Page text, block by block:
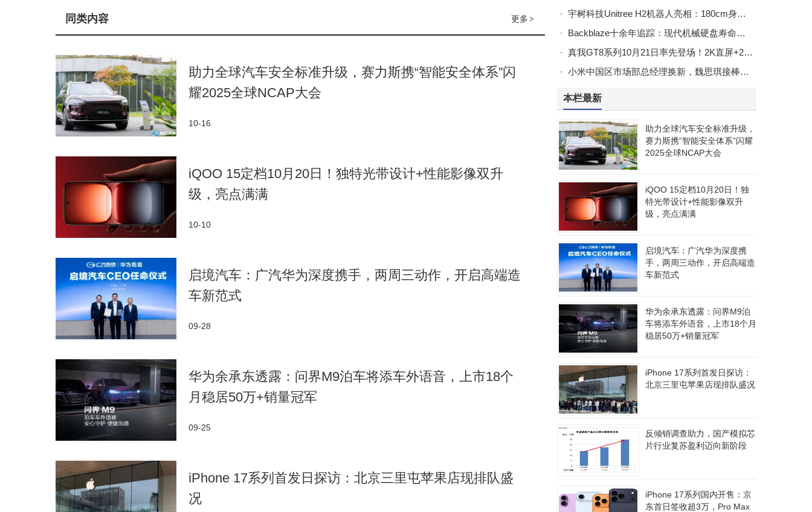
更多 >
同类内容
助力全球汽车安全标准升级，赛力斯携“智能安全体系”闪
耀2025全球NCAP大会
10-16
iQOO 15定档10月20日！独特光带设计+性能影像双升
级，亮点满满
10-10
启境汽车：广汽华为深度携手，两周三动作，开启高端造
车新范式
09-28
华为余承东透露：问界M9泊车将添车外语音，上市18个
月稳居50万+销量冠军
09-25
iPhone 17系列首发日探访：北京三里屯苹果店现排队盛
况
宇树科技Unitree H2机器人亮相：180cm身高70kg体重，能跳芭蕾舞会武术
Backblaze十余年追踪：现代机械硬盘寿命延长，故障率降低至旧款三分之一
真我GT8系列10月21日率先登场！2K直屏+2亿潜望长焦+骁龙8E5或成红米劲敌
小米中国区市场部总经理换新，魏思琪接棒开启市场新征程
本栏最新
助力全球汽车安全标准升级，
赛力斯携“智能安全体系”闪耀
2025全球NCAP大会
iQOO 15定档10月20日！独
特光带设计+性能影像双升
级，亮点满满
启境汽车：广汽华为深度携
手，两周三动作，开启高端造
车新范式
华为余承东透露：问界M9泊
车将添车外语音，上市18个月
稳居50万+销量冠军
iPhone 17系列首发日探访：
北京三里屯苹果店现排队盛况
反倾销调查助力，国产模拟芯
片行业复苏盈利迈向新阶段
iPhone 17系列国内开售：京
东首日签收超3万，Pro Max